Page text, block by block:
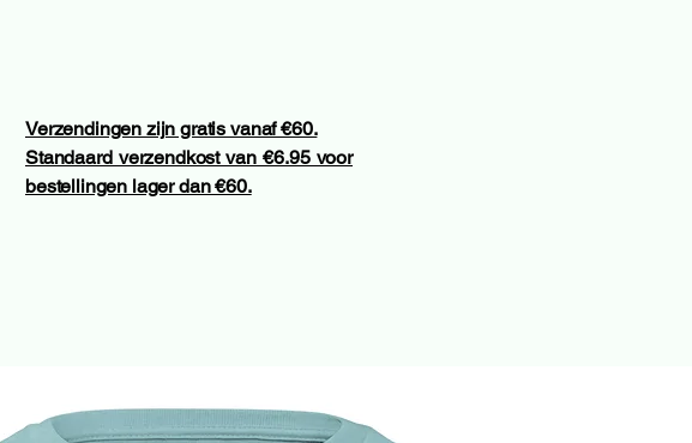
Verzendingen zijn gratis vanaf €60.
Standaard verzendkost van €6.95 voor
bestellingen lager dan €60.